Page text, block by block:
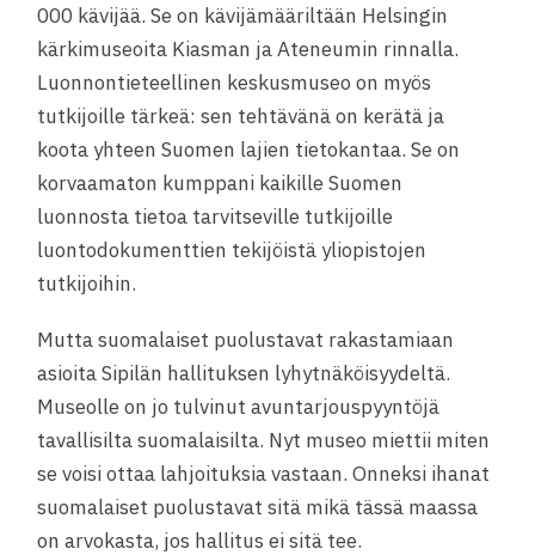
000 kävijää. Se on kävijämääriltään Helsingin
kärkimuseoita Kiasman ja Ateneumin rinnalla.
Luonnontieteellinen keskusmuseo on myös
tutkijoille tärkeä: sen tehtävänä on kerätä ja
koota yhteen Suomen lajien tietokantaa. Se on
korvaamaton kumppani kaikille Suomen
luonnosta tietoa tarvitseville tutkijoille
luontodokumenttien tekijöistä yliopistojen
tutkijoihin.
Mutta suomalaiset puolustavat rakastamiaan
asioita Sipilän hallituksen lyhytnäköisyydeltä.
Museolle on jo tulvinut avuntarjouspyyntöjä
tavallisilta suomalaisilta. Nyt museo miettii miten
se voisi ottaa lahjoituksia vastaan. Onneksi ihanat
suomalaiset puolustavat sitä mikä tässä maassa
on arvokasta, jos hallitus ei sitä tee.